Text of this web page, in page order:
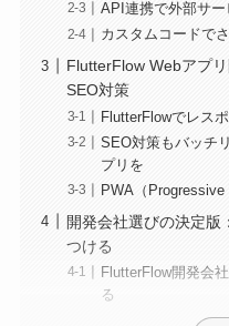
API連携で外部サ
カスタムコードで
FlutterFlow Webアプ
SEO対策
FlutterFlowでレス
SEO対策もバッチ
プリを
PWA（
開発会社選びの決定
つける
FlutterFlow開発会
る